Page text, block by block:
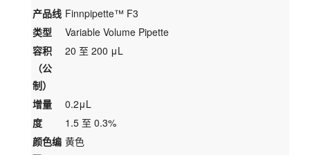
产品线 Finnpipette™ F3
类型
Variable Volume Pipette
容积
（公
制）
20 至 200 μL
增量
0.2μL
度
1.5 至 0.3%
颜色编 黄色